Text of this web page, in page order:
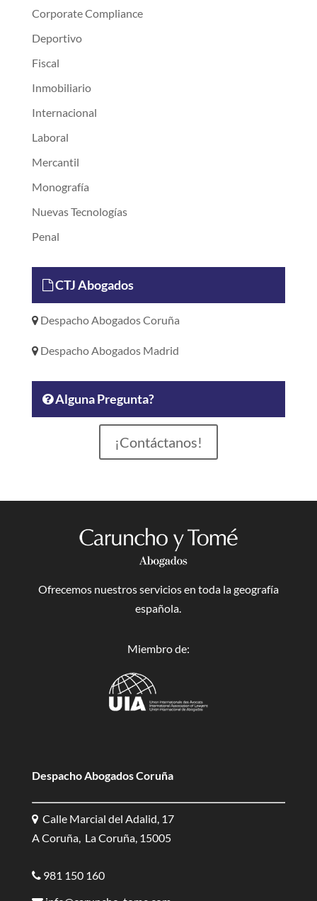
Corporate Compliance
Deportivo
Fiscal
Inmobiliario
Internacional
Laboral
Mercantil
Monografía
Nuevas Tecnologías
Penal
CTJ Abogados
Despacho Abogados Coruña
Despacho Abogados Madrid
Alguna Pregunta?
¡Contáctanos!
Ofrecemos nuestros servicios en toda la geografía
española.
Miembro de:
Despacho Abogados Coruña
Calle Marcial del Adalid, 17
A Coruña, La Coruña, 15005
981 150 160